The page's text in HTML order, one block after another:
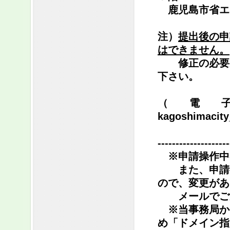
鹿児島市省
注） 提出後の
はできません。
修正の必要
下さい。
（電
※申請操作中
また、申請
ので、変更が
メールでご
※当事務局か
め「ドメイン